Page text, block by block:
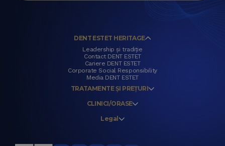
DENT ESTET HERITAGE
Leadership și tradiție
Contact DENT ESTET
Cariere DENT ESTET
Corporate Social Responsibility
Media DENT ESTET
TRATAMENTE ȘI PREȚURI
CLINICI/ORASE
Legal